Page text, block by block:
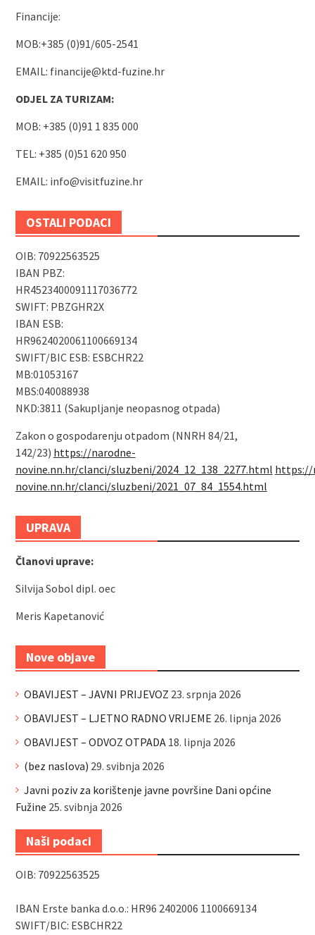
Financije:
MOB:+385 (0)91/605-2541
EMAIL: financije@ktd-fuzine.hr
ODJEL ZA TURIZAM:
MOB: +385 (0)91 1 835 000
TEL: +385 (0)51 620 950
EMAIL: info@visitfuzine.hr
OSTALI PODACI
OIB: 70922563525
IBAN PBZ:
HR4523400091117036772
SWIFT: PBZGHR2X
IBAN ESB:
HR9624020061100669134
SWIFT/BIC ESB: ESBCHR22
MB:01053167
MBS:040088938
NKD:3811 (Sakupljanje neopasnog otpada)
Zakon o gospodarenju otpadom (NNRH 84/21,
142/23) https://narodne-
novine.nn.hr/clanci/sluzbeni/2024_12_138_2277.html https://
novine.nn.hr/clanci/sluzbeni/2021_07_84_1554.html
UPRAVA
Članovi uprave:
Silvija Sobol dipl. oec
Meris Kapetanović
Nove objave
OBAVIJEST – JAVNI PRIJEVOZ 23. srpnja 2026
OBAVIJEST – LJETNO RADNO VRIJEME 26. lipnja 2026
OBAVIJEST – ODVOZ OTPADA 18. lipnja 2026
(bez naslova) 29. svibnja 2026
Javni poziv za korištenje javne površine Dani općine
Fužine 25. svibnja 2026
Naši podaci
OIB: 70922563525
IBAN Erste banka d.o.o.: HR96 2402006 1100669134
SWIFT/BIC: ESBCHR22